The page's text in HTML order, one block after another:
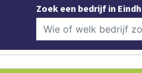
Zoek een bedrijf in